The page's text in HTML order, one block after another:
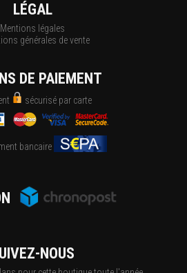
LÉGAL
Mentions légales
générales de vente
DE PAIEMENT
sécurisé par carte
bancaire
NOUS